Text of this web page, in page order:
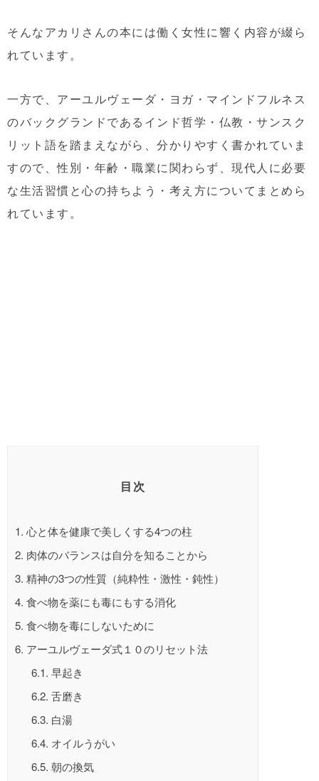
そんなアカリさんの本には働く女性に響く内容が綴ら
れています。
一方で、アーユルヴェーダ・ヨガ・マインドフルネス
のバックグランドであるインド哲学・仏教・サンスク
リット語を踏まえながら、分かりやすく書かれていま
すので、性別・年齢・職業に関わらず、現代人に必要
な生活習慣と心の持ちよう・考え方についてまとめら
れています。
目次
1. 心と体を健康で美しくする4つの柱
2. 肉体のバランスは自分を知ることから
3. 精神の3つの性質（純粋性・激性・鈍性）
4. 食べ物を薬にも毒にもする消化
5. 食べ物を毒にしないために
6. アーユルヴェーダ式１０のリセット法
6.1. 早起き
6.2. 舌磨き
6.3. 白湯
6.4. オイルうがい
6.5. 朝の換気